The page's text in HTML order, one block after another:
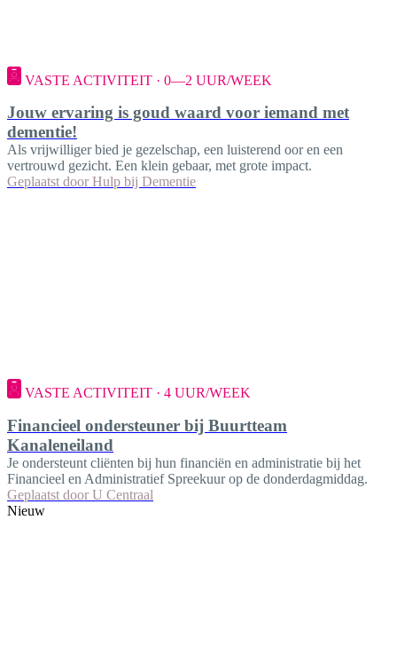
VASTE ACTIVITEIT · 0—2 UUR/WEEK
Jouw ervaring is goud waard voor iemand met
dementie!
Als vrijwilliger bied je gezelschap, een luisterend oor en een
vertrouwd gezicht. Een klein gebaar, met grote impact.
Geplaatst door Hulp bij Dementie
VASTE ACTIVITEIT · 4 UUR/WEEK
Financieel ondersteuner bij Buurtteam
Kanaleneiland
Je ondersteunt cliënten bij hun financiën en administratie bij het
Financieel en Administratief Spreekuur op de donderdagmiddag.
Geplaatst door U Centraal
Nieuw